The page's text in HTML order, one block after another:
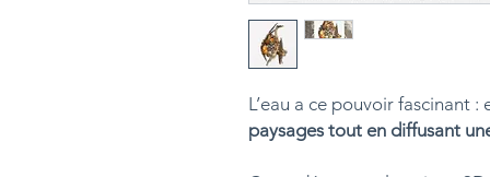
L’eau a ce pouvoir fascinant :
paysages tout en diffusant